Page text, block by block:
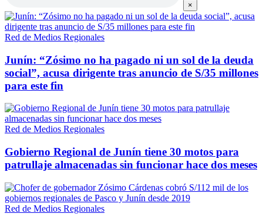
×
Red de Medios Regionales
Junín: “Zósimo no ha pagado ni un sol de la deuda
social”, acusa dirigente tras anuncio de S/35 millones
para este fin
Red de Medios Regionales
Gobierno Regional de Junín tiene 30 motos para
patrullaje almacenadas sin funcionar hace dos meses
Red de Medios Regionales